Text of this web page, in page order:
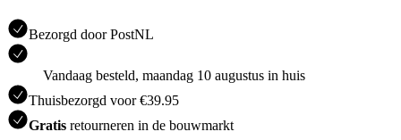
Bezorgd door PostNL
Vandaag besteld, maandag 10 augustus in huis
Thuisbezorgd voor €39.95
Gratis retourneren in de bouwmarkt